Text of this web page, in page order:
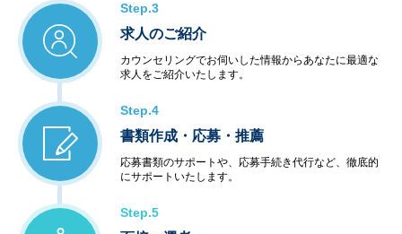
Step.3
求人のご紹介
カウンセリングでお伺いした情報からあなたに最適な
求人をご紹介いたします。
Step.4
書類作成・応募・推薦
応募書類のサポートや、応募手続き代行など、徹底的
にサポートいたします。
Step.5